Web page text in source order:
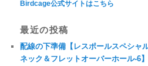
Birdcage公式サイトはこちら
最近の投稿
配線の下準備【レスポールスペシャ
ネック＆フレットオーバーホール-6】